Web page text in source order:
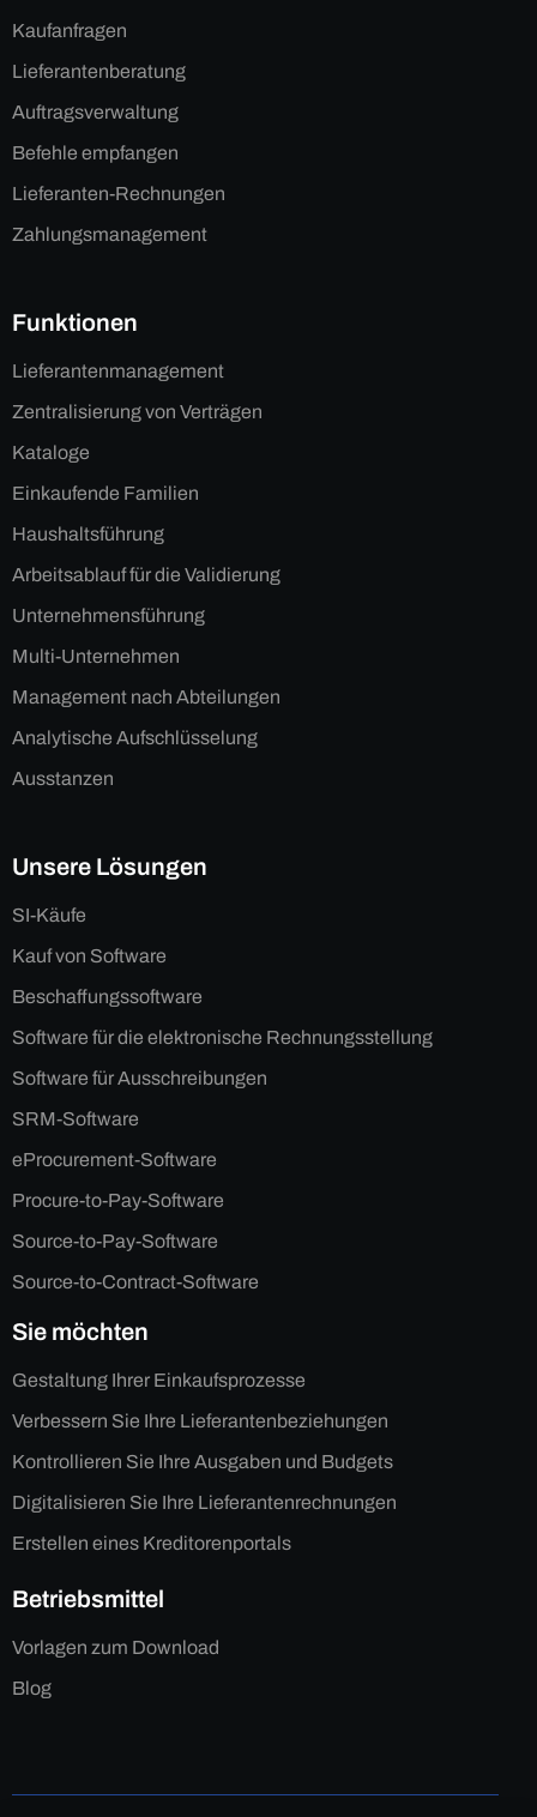
Kaufanfragen
Lieferantenberatung
Auftragsverwaltung
Befehle empfangen
Lieferanten-Rechnungen
Zahlungsmanagement
Funktionen
Lieferantenmanagement
Zentralisierung von Verträgen
Kataloge
Einkaufende Familien
Haushaltsführung
Arbeitsablauf für die Validierung
Unternehmensführung
Multi-Unternehmen
Management nach Abteilungen
Analytische Aufschlüsselung
Ausstanzen
Unsere Lösungen
SI-Käufe
Kauf von Software
Beschaffungssoftware
Software für die elektronische Rechnungsstellung
Software für Ausschreibungen
SRM-Software
eProcurement-Software
Procure-to-Pay-Software
Source-to-Pay-Software
Source-to-Contract-Software
Sie möchten
Gestaltung Ihrer Einkaufsprozesse
Verbessern Sie Ihre Lieferantenbeziehungen
Kontrollieren Sie Ihre Ausgaben und Budgets
Digitalisieren Sie Ihre Lieferantenrechnungen
Erstellen eines Kreditorenportals
Betriebsmittel
Vorlagen zum Download
Blog